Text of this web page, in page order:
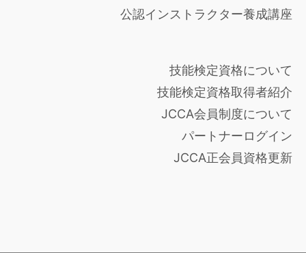
公認インストラクター養成講座
技能検定資格について
技能検定資格取得者紹介
JCCA会員制度について
パートナーログイン
JCCA正会員資格更新